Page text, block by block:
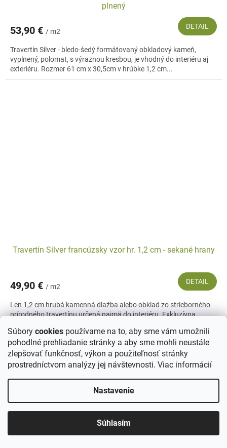
Súbory cookies používame na to, aby sme vám umožnili
pohodlné prehliadanie stránky a aby sme mohli neustále
zlepšovať funkčnosť, výkon a použiteľnosť stránky
prostredníctvom analýzy jej návštevnosti. Viac informácií
Nastavenie
Súhlasím
plnený
53,90 € / m2
DETAIL
Travertín Silver - bledo-šedý formátovaný obkladový kameň,
vyplnený, polomat, s výraznou kresbou, je vhodný do interiéru aj
exteriéru. Rozmer 61 cm x 30,5cm v hrúbke 1,2 cm...
Travertín Silver francúzsky vzor hr. 1,2 cm - sekané hrany
49,90 € / m2
DETAIL
Len 1,2 cm hrubá kamenná dlažba alebo obklad zo strieborného
prírodného travertínu určená najmä do interiéru. Exkluzívna